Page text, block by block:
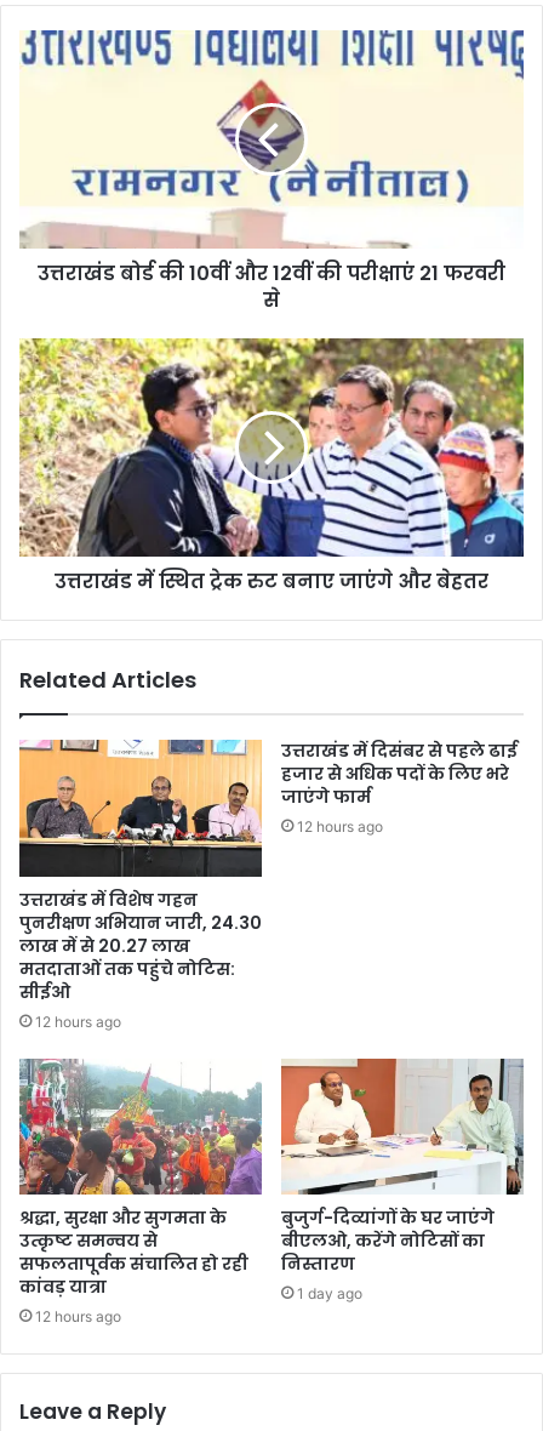
उत्तराखंड बोर्ड की 10वीं और 12वीं की परीक्षाएं 21 फरवरी
से
उत्तराखंड में स्थित ट्रेक रुट बनाए जाएंगे और बेहतर
Related Articles
उत्तराखंड में विशेष गहन
पुनरीक्षण अभियान जारी, 24.30
लाख में से 20.27 लाख
मतदाताओं तक पहुंचे नोटिस:
सीईओ
12 hours ago
उत्तराखंड में दिसंबर से पहले ढाई
हजार से अधिक पदों के लिए भरे
जाएंगे फार्म
12 hours ago
श्रद्धा, सुरक्षा और सुगमता के
उत्कृष्ट समन्वय से
सफलतापूर्वक संचालित हो रही
कांवड़ यात्रा
12 hours ago
बुजुर्ग-दिव्यांगों के घर जाएंगे
बीएलओ, करेंगे नोटिसों का
निस्तारण
1 day ago
Leave a Reply